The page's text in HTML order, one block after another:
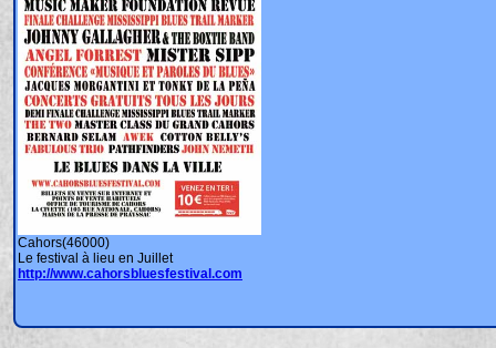
Cahors(46000)
Le festival à lieu en Juillet
http://www.cahorsbluesfestival.com